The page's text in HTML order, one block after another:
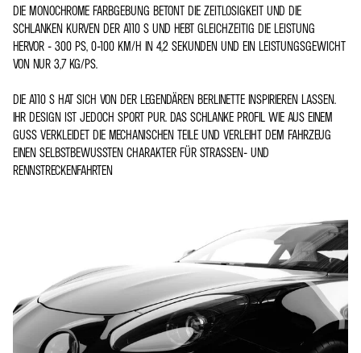
DIE MONOCHROME FARBGEBUNG BETONT DIE ZEITLOSIGKEIT UND DIE
SCHLANKEN KURVEN DER A110 S UND HEBT GLEICHZEITIG DIE LEISTUNG
HERVOR - 300 PS, 0-100 KM/H IN 4,2 SEKUNDEN UND EIN LEISTUNGSGEWICHT
VON NUR 3,7 KG/PS.
DIE A110 S HAT SICH VON DER LEGENDÄREN BERLINETTE INSPIRIEREN LASSEN.
IHR DESIGN IST JEDOCH SPORT PUR. DAS SCHLANKE PROFIL WIE AUS EINEM
GUSS VERKLEIDET DIE MECHANISCHEN TEILE UND VERLEIHT DEM FAHRZEUG
EINEN SELBSTBEWUSSTEN CHARAKTER FÜR STRASSEN- UND R
ENNSTRECKENFAHRTEN